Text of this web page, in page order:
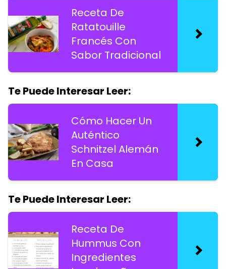
Receta De
Ratatouille
Francés Con
Sabor Tradicional
Te Puede Interesar Leer:
Cómo Hacer Un
Auténtico
Schnitzel Alemán
En Casa
Te Puede Interesar Leer:
Receta De
Hummus Con
Ingredientes